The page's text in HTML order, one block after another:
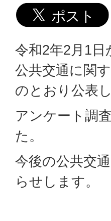
令和2年2月1
公共交通に関
のとおり公表し
アンケート調
た。
今後の公共交
らせします。